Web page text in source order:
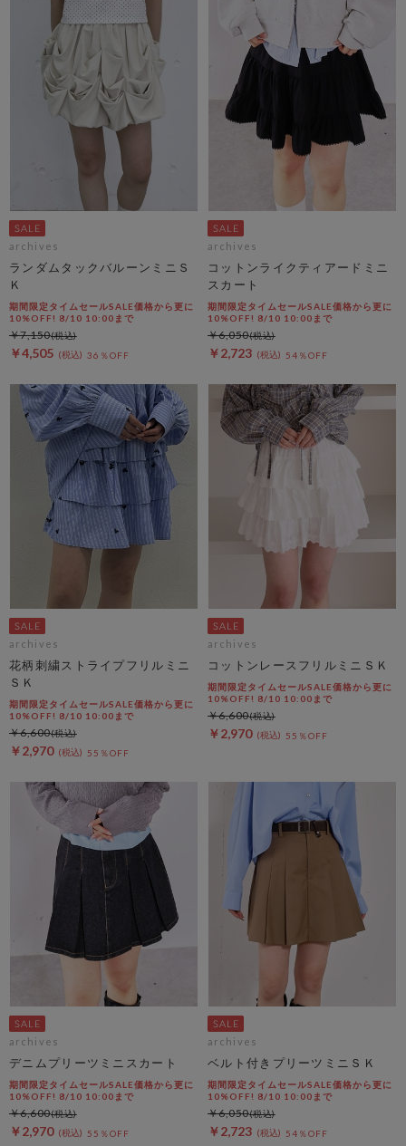
archives
ランダムタックバルーンミニＳ
Ｋ
期間限定タイムセールSALE価格から更に
10%OFF! 8/10 10:00まで
￥4,505 36％OFF
￥7,150
archives
コットンライクティアードミニ
スカート
期間限定タイムセールSALE価格から更に
10%OFF! 8/10 10:00まで
￥2,723 54％OFF
￥6,050
archives
花柄刺繍ストライプフリルミニ
ＳＫ
期間限定タイムセールSALE価格から更に
10%OFF! 8/10 10:00まで
￥2,970 55％OFF
￥6,600
archives
コットンレースフリルミニＳＫ
期間限定タイムセールSALE価格から更に
10%OFF! 8/10 10:00まで
￥2,970 55％OFF
￥6,600
archives
デニムプリーツミニスカート
期間限定タイムセールSALE価格から更に
10%OFF! 8/10 10:00まで
￥2,970 55％OFF
￥6,600
archives
ベルト付きプリーツミニＳＫ
期間限定タイムセールSALE価格から更に
10%OFF! 8/10 10:00まで
￥2,723 54％OFF
￥6,050